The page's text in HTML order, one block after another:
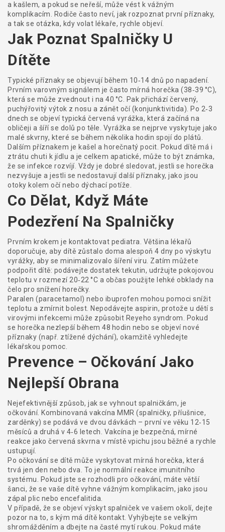
a kašlem, a pokud se neřeší, může vést k vážným
komplikacím. Rodiče často neví, jak rozpoznat první příznaky,
a tak se otázka, kdy volat lékaře, rychle objeví.
Jak Poznat Spalničky U
Dítěte
Typické příznaky se objevují během 10‑14 dnů po napadení.
Prvním varovným signálem je často mírná horečka (38‑39 °C),
která se může zvednout i na 40 °C. Pak přichází červený,
puchýřovitý výtok z nosu a zánět očí (konjunktivitida). Po 2‑3
dnech se objeví typická červená vyrážka, která začíná na
obličeji a šíří se dolů po těle. Vyrážka se nejprve vyskytuje jako
malé skvrny, které se během několika hodin spojí do plátů.
Dalším příznakem je kašel a horečnatý pocit. Pokud dítě má i
ztrátu chuti k jídlu a je celkem apatické, může to být známka,
že se infekce rozvíjí. Vždy je dobré sledovat, jestli se horečka
nezvyšuje a jestli se nedostavují další příznaky, jako jsou
otoky kolem očí nebo dýchací potíže.
Co Dělat, Když Máte
Podezření Na Spalničky
Prvním krokem je kontaktovat pediatra. Většina lékařů
doporučuje, aby dítě zůstalo doma alespoň 4 dny po výskytu
vyrážky, aby se minimalizovalo šíření viru. Zatím můžete
podpořit dítě: podávejte dostatek tekutin, udržujte pokojovou
teplotu v rozmezí 20‑22 °C a občas použijte lehké obklady na
čelo pro snížení horečky.
Paralen (paracetamol) nebo ibuprofen mohou pomoci snížit
teplotu a zmírnit bolest. Nepodávejte aspirin, protože u dětí s
virovými infekcemi může způsobit Reyeho syndrom. Pokud
se horečka nezlepší během 48 hodin nebo se objeví nové
příznaky (např. ztížené dýchání), okamžitě vyhledejte
lékařskou pomoc.
Prevence – Očkování Jako
Nejlepší Obrana
Nejefektivnější způsob, jak se vyhnout spalničkám, je
očkování. Kombinovaná vakcína MMR (spalničky, příušnice,
zarděnky) se podává ve dvou dávkách – první ve věku 12‑15
měsíců a druhá v 4‑6 letech. Vakcína je bezpečná, mírné
reakce jako červená skvrna v místě vpichu jsou běžné a rychle
ustupují.
Po očkování se dítě může vyskytovat mírná horečka, která
trvá jen den nebo dva. To je normální reakce imunitního
systému. Pokud jste se rozhodli pro očkování, máte větší
šanci, že se vaše dítě vyhne vážným komplikacím, jako jsou
zápal plic nebo encefalitida.
V případě, že se objeví výskyt spalniček ve vašem okolí, dejte
pozor na to, s kým má dítě kontakt. Vyhýbejte se velkým
shromážděním a dbejte na časté mytí rukou. Pokud máte